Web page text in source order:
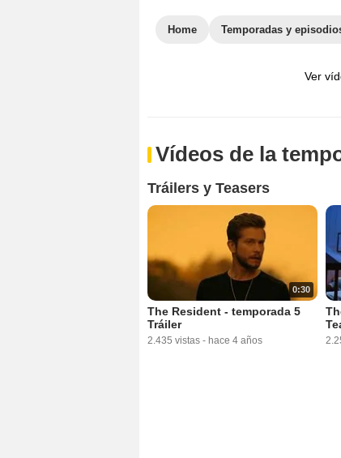
Home Temporadas y
Ver
Vídeos de la
Tráilers y Teasers
0:30
The Resident - temporada 5
Tráiler
2.435 vistas - hace 4 años